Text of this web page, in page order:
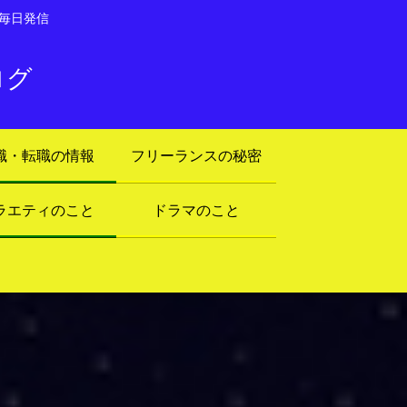
日発信
グ
・転職の情報 フリーランスの秘密
エティのこと ドラマのこと